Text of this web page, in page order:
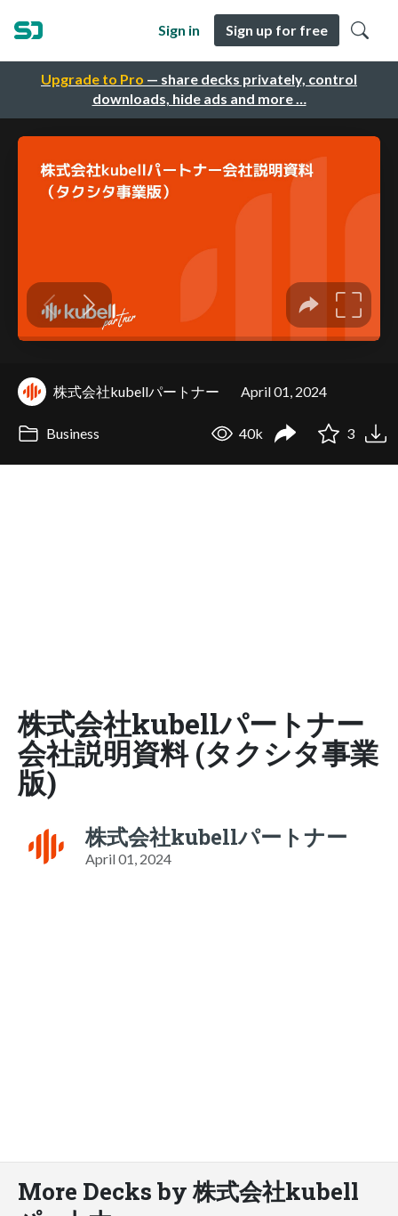
Upgrade to Pro — share decks privately, control
downloads, hide ads and more …
Sign in Sign up for free
株式会社kubellパートナー April 01, 2024
Business 40k 3
株式会社kubellパートナー
会社説明資料 (タクシタ事業
版)
株式会社kubellパートナー
April 01, 2024
More Decks by 株式会社kubell